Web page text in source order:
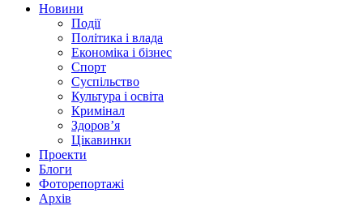
Новини
Події
Політика і влада
Економіка і бізнес
Спорт
Суспільство
Культура і освіта
Кримінал
Здоров’я
Цікавинки
Проекти
Блоги
Фоторепортажі
Архів